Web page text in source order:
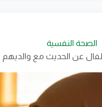
الصحة النفسية
عن الحديث مع والديهم